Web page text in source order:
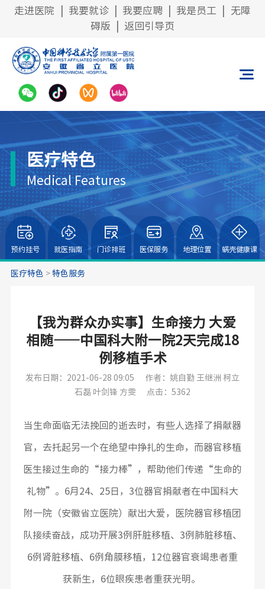
走进医院 我要就诊 我要应聘 我是员工
无障
碍版
返回引导页
医疗特色
Medical Features
预约挂号 就医指南 门诊排班 医保服务 地理位置 蜗壳健康课
医疗特色 > 特色服务
【我为群众办实事】生命接力 大爱
相随——中国科大附一院2天完成18
例移植手术
发布日期：2021-06-28 09:05
作者：姚自勤 王继洲 柯立
石磊 叶剑锋 方雯
点击：5362
当生命面临无法挽回的逝去时，有些人选择了捐献器
官，去托起另一个在绝望中挣扎的生命，而器官移植
医生接过生命的“接力棒”，帮助他们传递“生命的
礼物”。6月24、25日，3位器官捐献者在中国科大
附一院（安徽省立医院）献出大爱，医院器官移植团
队接续奋战，成功开展3例肝脏移植、3例肺脏移植、
6例肾脏移植、6例角膜移植，12位器官衰竭患者重
获新生，6位眼疾患者重获光明。